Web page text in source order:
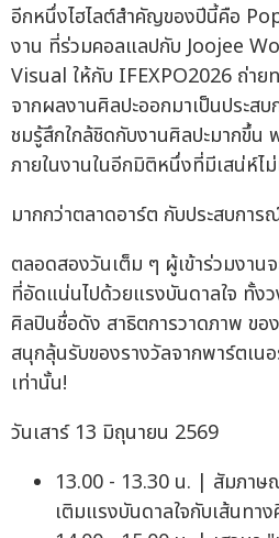
อีกหนึ่งไฮไลต์สำคัญของปีนี้คือ
งาน ที่ร่วมคอลแลปกับ Joojee
Visual ให้กับ IFEXPO2026 ถ่าย
จากผลงานศิลปะออกมาเป็นประส
ชมรู้สึกใกล้ชิดกับงานศิลปะมากขึ้น
ภายในงานในอีกมิติหนึ่งที่มีเสน่ห์ไ
มากกว่าตลาดอาร์ต กับประสบกา
ตลอดสองวันเต็ม ๆ ผู้เข้าร่วมงาน
ที่อัดแน่นไปด้วยแรงบันดาลใจ ทั้ง
ศิลปินชื่อดัง สาธิตการวาดภาพ ขอ
สนุกลุ้นรับของรางวัลจากพาร์ตเน
เท่านั้น!
วันเสาร์ 13 มิถุนายน 2569
13.00 - 13.30 น. | สัมภา
เติมแรงบันดาลใจกับเส้นทา